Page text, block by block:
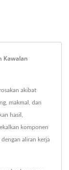
Kawalan
akibat
makmal, dan
hasil,
komponen
aliran kerja